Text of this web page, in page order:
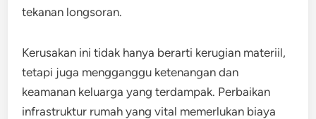
tekanan longsoran.
Kerusakan ini tidak hanya berarti kerugian materiil,
tetapi juga mengganggu ketenangan dan
keamanan keluarga yang terdampak. Perbaikan
infrastruktur rumah yang vital memerlukan biaya